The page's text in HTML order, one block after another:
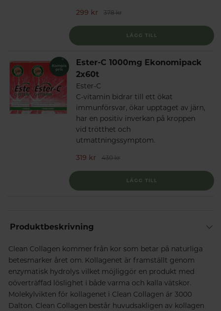
299 kr
378 kr
LÄGG TILL
Ester-C 1000mg Ekonomipack
2x60t
Ester-C
C-vitamin bidrar till ett ökat
immunförsvar, ökar upptaget av järn,
har en positiv inverkan på kroppen
vid trötthet och
utmattningssymptom.
319 kr
430 kr
LÄGG TILL
Produktbeskrivning
Clean Collagen kommer från kor som betar på naturliga
betesmarker året om. Kollagenet är framställt genom
enzymatisk hydrolys vilket möjliggör en produkt med
oöverträffad löslighet i både varma och kalla vätskor.
Molekylvikten för kollagenet i Clean Collagen är 3000
Dalton. Clean Collagen består huvudsakligen av kollagen